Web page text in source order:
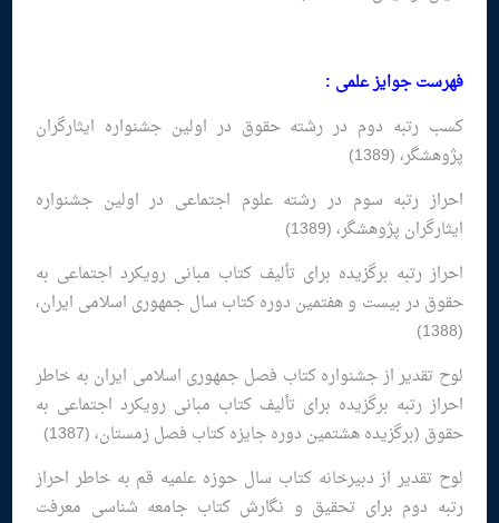
فهرست جوایز علمی :
کسب رتبه دوم در رشته حقوق در اولین جشنواره ایثارگران
پژوهشگر، (1389)
احراز رتبه سوم در رشته علوم اجتماعی در اولین جشنواره
ایثارگران پژوهشگر، (1389)
احراز رتبه برگزیده برای تألیف کتاب مبانی رویکرد اجتماعی به
حقوق در بیست و هفتمین دوره کتاب سال جمهوری اسلامی ایران،
(1388)
لوح تقدیر از جشنواره کتاب فصل جمهوری اسلامی ایران به خاطر
احراز رتبه برگزیده برای تألیف کتاب مبانی رویکرد اجتماعی به
حقوق (برگزیده هشتمین دوره جایزه کتاب فصل زمستان، (1387)
لوح تقدیر از دبیرخانه كتاب سال حوزه علمیه قم به خاطر احراز
رتبه دوم برای تحقیق و نگارش كتاب جامعه شناسی معرفت